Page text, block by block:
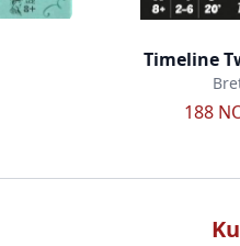
Timeline
188